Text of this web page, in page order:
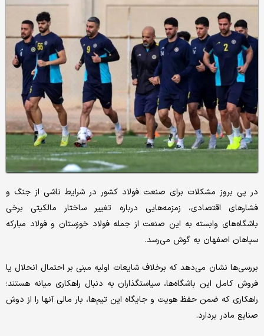
در پی بروز مشکلات برای صنعت فولاد کشور در شرایط ناشی از جنگ و
فشارهای اقتصادی، زمزمه‌هایی درباره تغییر ساختار مالکیتی برخی
باشگاه‌های وابسته به این صنعت از جمله فولاد خوزستان و فولاد مبارکه
سپاهان اصفهان به گوش می‌رسد.
بررسی‌ها نشان می‌دهد که برخلاف شایعات اولیه مبنی بر احتمال انحلال یا
فروش کامل این باشگاه‌ها، سیاستگذاران به دنبال راهکاری میانه هستند؛
راهکاری که ضمن حفظ هویت و جایگاه این تیم‌ها، بار مالی آنها را از دوش
صنایع مادر بردارد.